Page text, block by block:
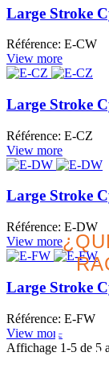
Large Stroke
Référence: E-CW
View more
Large Stroke
Référence: E-CZ
View more
Large Stroke
Référence: E-DW
View more
Large Stroke
Référence: E-FW
View more
Affichage 1-5 de 5